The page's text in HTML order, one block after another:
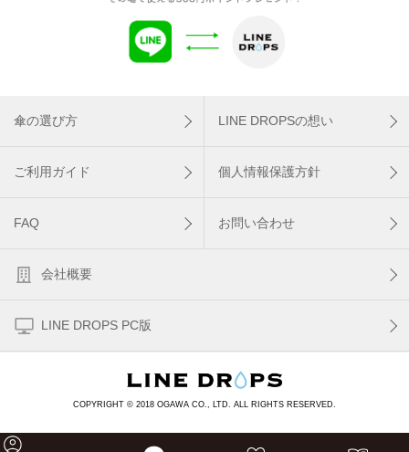
傘の選び方 LINE DROPSの想い
ご利用ガイド 個人情報保護方針
FAQ お問い合わせ
会社概要
LINE DROPS PC版
COPYRIGHT © 2018 OGAWA CO., LTD. ALL RIGHTS RESERVED.